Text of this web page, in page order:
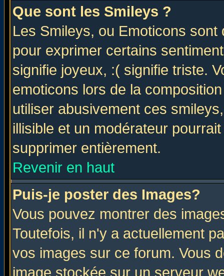
Que sont les Smileys ?
Les Smileys, ou Emoticons
pour exprimer certains
signifie joyeux, :( signifie triste.
emoticons lors de la
utiliser abusivement ces
illisible et un modérateur
supprimer entièrement.
Revenir en haut
Puis-je poster des Images?
Vous pouvez montrer des
Toutefois, il n'y a actuellement
vos images sur ce forum. Vous
image stockée sur un serveur